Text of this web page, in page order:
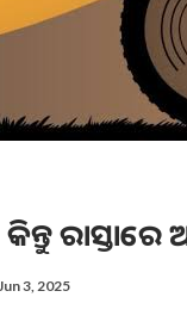
କିନ୍ତୁ
Jun 3, 2025